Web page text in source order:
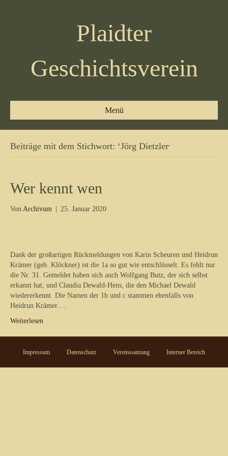
Plaidter
Geschichtsverein
Menü
Beiträge mit dem Stichwort: ‘Jörg Dietzler̵
Wer kennt wen
Von Archivum 25. Januar 2020
Dank der großartigen Rückmeldungen von Karin Scheuren und Heidrun
Krämer (geb. Klöckner) ist die 1a so gut wie entschlüsselt. Es fehlt nur
die Nr. 31. Gemeldet haben sich auch Wolfgang Butz, der sich selbst
erkannt hat, und Claudia Dewald-Hens, die den Michael Dewald
wiedererkennt. Die Namen der 1b und c stammen ebenfalls von
Heidrun Krämer.…
Weiterlesen
Impressum Datenschutz Vereinssatzung Interner Bereich